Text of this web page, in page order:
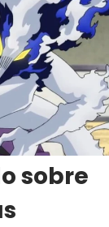
sobre